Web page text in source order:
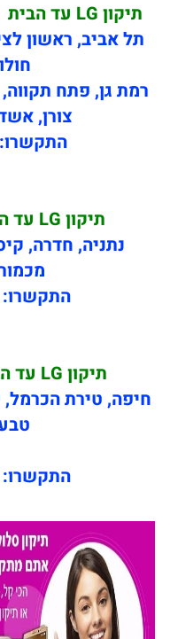
תיקון LG עד הבית
תל אביב, ראשון
רמת גן, פתח
צורן,
התקשרו:
תיקון LG עד הבית
נתניה, חדרה,
התקשרו:
תיקון LG עד הבית
חיפה, טירת הכרמל,
התקשרו: